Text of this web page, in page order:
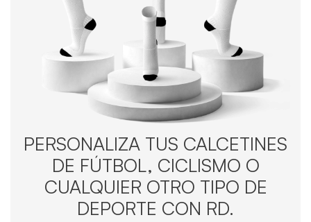
PERSONALIZA TUS CALCETINES
DE FÚTBOL, CICLISMO O
CUALQUIER OTRO TIPO DE
DEPORTE CON RD.